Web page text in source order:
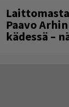
Paavo
kädessä –